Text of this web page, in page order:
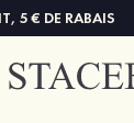
5 € DE RABAIS